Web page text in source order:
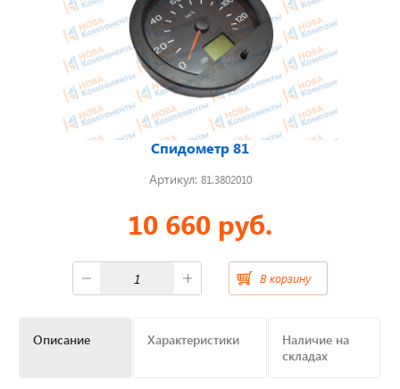
Акции. Скидки.
Спецпредложения.
Узнать подробнее...
вопросы
Спидометр 81
Артикул: 81.3802010
10 660 руб.
В корзину
Описание Характеристики
Наличие на
складах